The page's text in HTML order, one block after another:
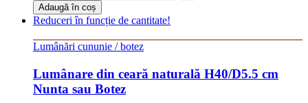
Adaugă în coș
Reduceri în funcție de cantitate!
Lumânări cununie / botez
Lumânare din ceară naturală H40/D5.5 cm
Nunta sau Botez